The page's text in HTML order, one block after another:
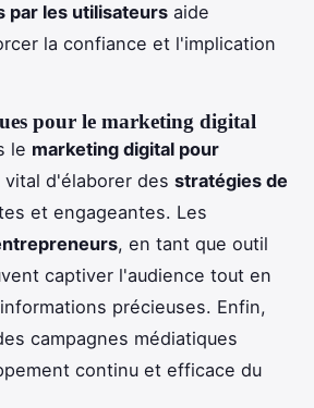
par les utilisateurs aide
la confiance et l'implication
pour le marketing digital
le marketing digital pour
vital d'élaborer des stratégies de
et engageantes. Les
, en tant que outil
captiver l'audience tout en
précieuses. Enfin,
campagnes médiatiques
continu et efficace du